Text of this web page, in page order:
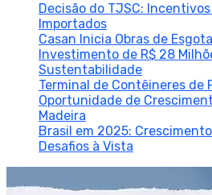
Decisão do TJSC:
Importados
Casan Inicia Obras de
Investimento de R$ 28
Sustentabilidade
Terminal de Contêineres de
Oportunidade de
Madeira
Brasil em 2025:
Desafios à Vista